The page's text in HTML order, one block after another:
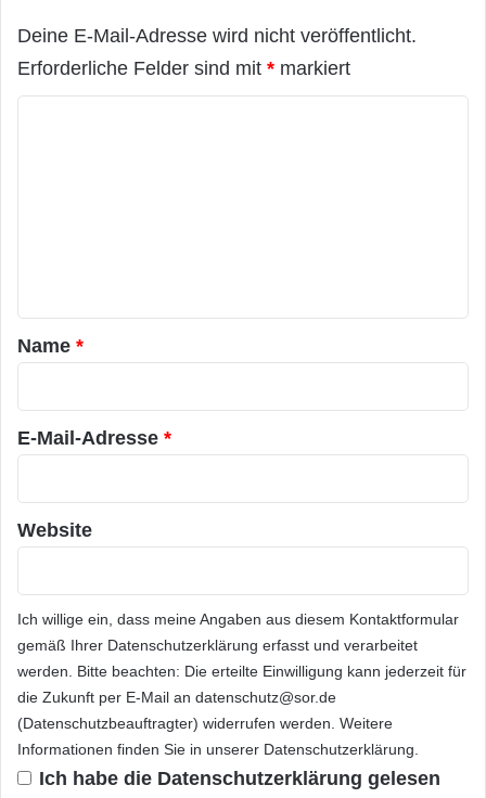
Deine E-Mail-Adresse wird nicht veröffentlicht.
Erforderliche Felder sind mit * markiert
a
r
*
Name *
E-Mail-Adresse *
Website
Ich willige ein, dass meine Angaben aus diesem Kontaktformular
gemäß Ihrer Datenschutzerklärung erfasst und verarbeitet
werden. Bitte beachten: Die erteilte Einwilligung kann jederzeit für
die Zukunft per E-Mail an datenschutz@sor.de
(Datenschutzbeauftragter) widerrufen werden. Weitere
Informationen finden Sie in unserer Datenschutzerklärung
Ich habe die Datenschutzerklärung gelesen